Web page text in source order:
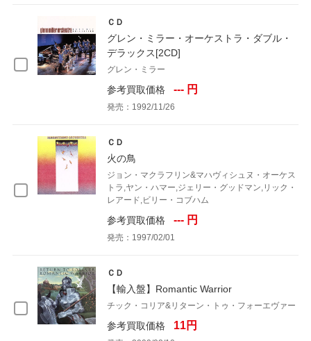
ＣＤ
グレン・ミラー・オーケストラ・ダブル・
デラックス[2CD]
グレン・ミラー
参考買取価格 --- 円
発売：1992/11/26
ＣＤ
火の鳥
ジョン・マクラフリン&マハヴィシュヌ・オーケス
トラ,ヤン・ハマー,ジェリー・グッドマン,リック・
レアード,ビリー・コブハム
参考買取価格 --- 円
発売：1997/02/01
ＣＤ
【輸入盤】Romantic Warrior
チック・コリア&リターン・トゥ・フォーエヴァー
参考買取価格 11円